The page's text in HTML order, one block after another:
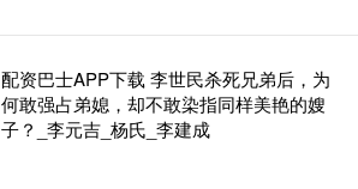
配资巴士APP下载 李世民杀死兄弟后，为
何敢强占弟媳，却不敢染指同样美艳的嫂
子？_李元吉_杨氏_李建成